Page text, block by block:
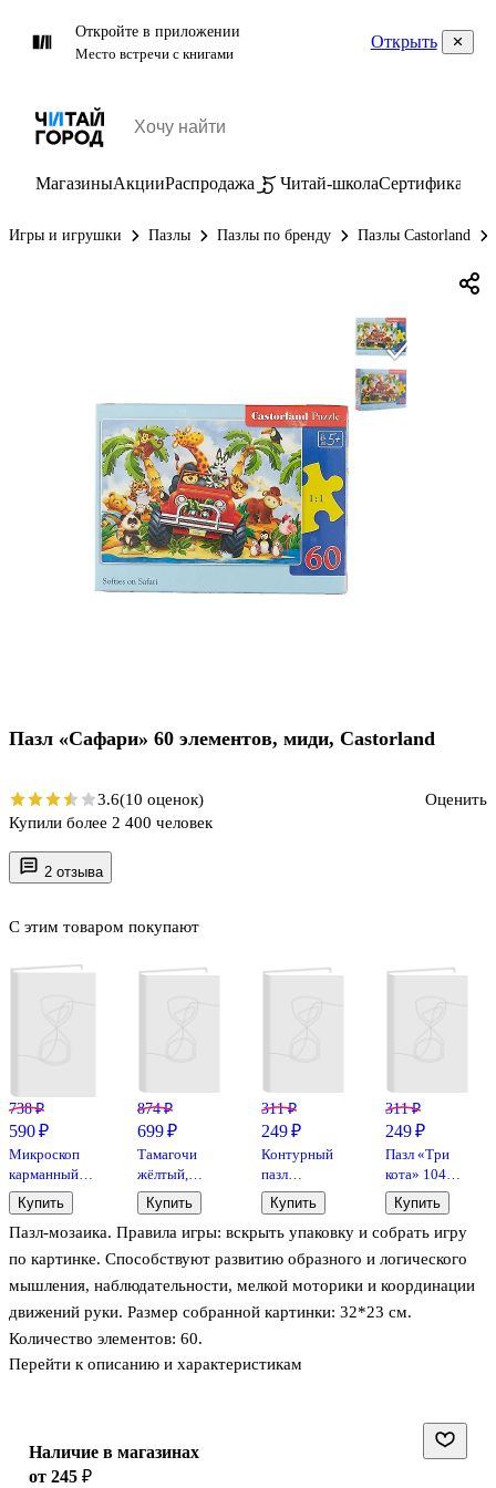
Откройте в приложении
Место встречи с книгами
Открыть
МагазиныАкцииРаспродажа Читай-школаСертификаты
Игры и игрушки Пазлы Пазлы по бренду Пазлы Castorland
2 отзыва
Пазл-мозаика. Правила игры: вскрыть упаковку и собрать игру
по картинке. Способствуют развитию образного и логического
мышления, наблюдательности, мелкой моторики и координации
движений руки. Размер собранной картинки: 32*23 см.
Количество элементов: 60.
Перейти к описанию и характеристикам
С этим товаром покупают
738 ₽
590 ₽
Микроскоп
карманный
детский, 60-
кратное
увеличение
Купить
874 ₽
699 ₽
Тамагочи
жёлтый,
батарейки
LR4G 2
штуки
входят в
Bookvalno
Купить
311 ₽
249 ₽
Контурный
пазл
«Простоквашино»
30
элементов,
макси, Step
Купить
311 ₽
249 ₽
Пазл «Три
кота» 104
элемента,
Step Puzzle
Купить
Пазл «Сафари» 60 элементов, миди, Castorland
3.6(10 оценок)
Оценить
Купили более 2 400 человек
Наличие в магазинах
от 245 ₽